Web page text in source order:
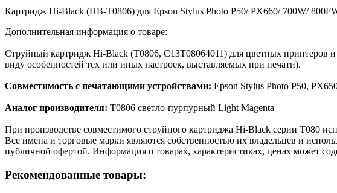
Картридж Hi-Black (HB-T0806) для Epson Stylus Photo P50/ PX660/ 700W/
Дополнительная информация о товаре:
Струйный картридж Hi-Black (T0806, C13T08064011) для цветных принтеров
виду особенностей тех или иных настроек, выставляемых при печати).
Совместимость с печатающими устройствами: Epson Stylus Photo P50,
Аналог производителя: T0806 светло-пурпурный Light Magenta
При производстве совместимого струйного картриджа Hi-Black серии T080
Все имена и торговые марки являются собственностью их владельцев и
публичной офертой. Информация о товарах, характеристиках, ценах может
Рекомендованные товары: